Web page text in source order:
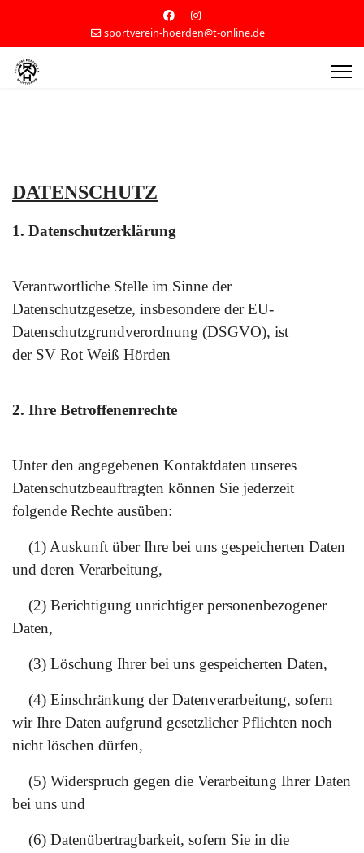
sportverein-hoerden@t-online.de
DATENSCHUTZ
1. Datenschutzerklärung
Verantwortliche Stelle im Sinne der
Datenschutzgesetze, insbesondere der EU-
Datenschutzgrundverordnung (DSGVO), ist
der SV Rot Weiß Hörden
2. Ihre Betroffenenrechte
Unter den angegebenen Kontaktdaten unseres
Datenschutzbeauftragten können Sie jederzeit
folgende Rechte ausüben:
(1) Auskunft über Ihre bei uns gespeicherten Daten
und deren Verarbeitung,
(2) Berichtigung unrichtiger personenbezogener
Daten,
(3) Löschung Ihrer bei uns gespeicherten Daten,
(4) Einschränkung der Datenverarbeitung, sofern
wir Ihre Daten aufgrund gesetzlicher Pflichten noch
nicht löschen dürfen,
(5) Widerspruch gegen die Verarbeitung Ihrer Daten
bei uns und
(6) Datenübertragbarkeit, sofern Sie in die